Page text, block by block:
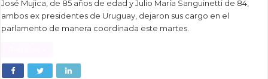
José Mujica, de 85 años de edad y Julio María Sanguinetti de 84,
ambos ex presidentes de Uruguay, dejaron sus cargo en el
parlamento de manera coordinada este martes.